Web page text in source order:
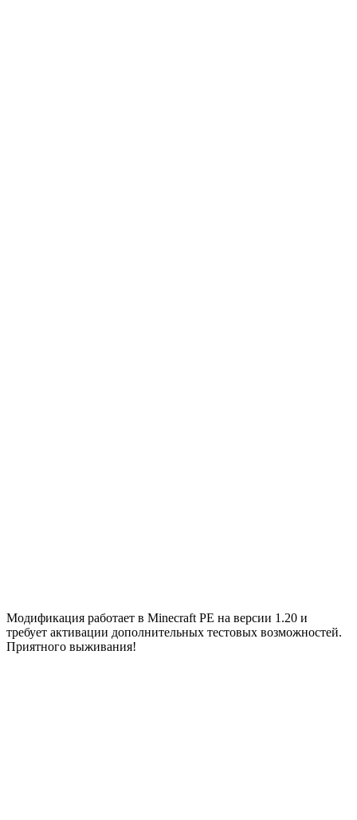
Модификация работает в Minecraft PE на версии 1.20 и
требует активации дополнительных тестовых возможностей.
Приятного выживания!